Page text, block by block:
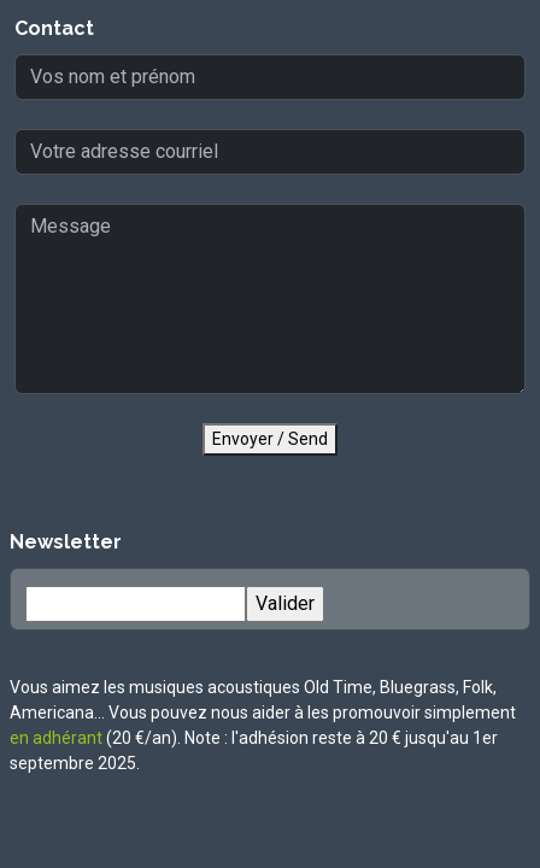
Contact
Envoyer / Send
Newsletter
Vous aimez les musiques acoustiques Old Time, Bluegrass, Folk,
Americana... Vous pouvez nous aider à les promouvoir simplement
en adhérant(20 €/an). Note : l'adhésion reste à 20 € jusqu'au 1er
septembre 2025.